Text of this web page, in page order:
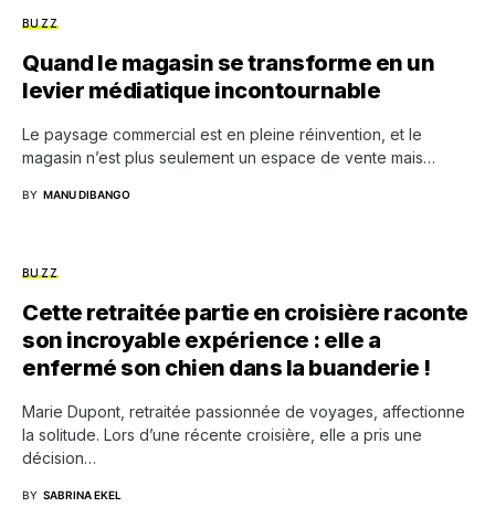
BUZZ
Quand le magasin se transforme en un
levier médiatique incontournable
Le paysage commercial est en pleine réinvention, et le
magasin n’est plus seulement un espace de vente mais…
BY MANU DIBANGO
BUZZ
Cette retraitée partie en croisière raconte
son incroyable expérience : elle a
enfermé son chien dans la buanderie !
Marie Dupont, retraitée passionnée de voyages, affectionne
la solitude. Lors d’une récente croisière, elle a pris une
décision…
BY SABRINA EKEL